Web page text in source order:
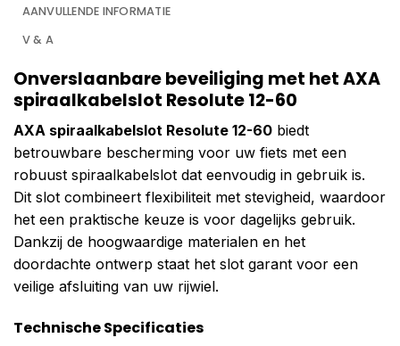
AANVULLENDE INFORMATIE
V & A
Onverslaanbare beveiliging met het AXA
spiraalkabelslot Resolute 12-60
AXA spiraalkabelslot Resolute 12-60 biedt
betrouwbare bescherming voor uw fiets met een
robuust spiraalkabelslot dat eenvoudig in gebruik is.
Dit slot combineert flexibiliteit met stevigheid, waardoor
het een praktische keuze is voor dagelijks gebruik.
Dankzij de hoogwaardige materialen en het
doordachte ontwerp staat het slot garant voor een
veilige afsluiting van uw rijwiel.
Technische Specificaties